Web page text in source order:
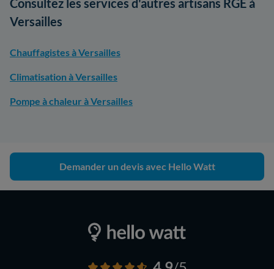
Consultez les services d'autres artisans RGE à
Versailles
Chauffagistes à Versailles
Climatisation à Versailles
Pompe à chaleur à Versailles
Demander un devis avec Hello Watt